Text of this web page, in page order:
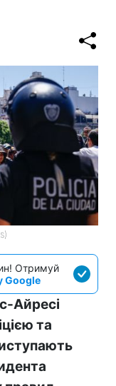
Отримуй
Google
Айресі
та